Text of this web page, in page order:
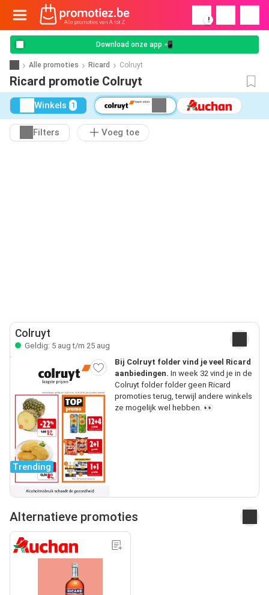
!
Download onze app 📲
Alle promoties Ricard Colruyt
Ricard promotie Colruyt
Winkels 1
Filters Voeg toe
Colruyt
Geldig: 5 aug t/m 25 aug
Trending
Bij Colruyt folder vind je veel Ricard
aanbiedingen. In week 32 vind je in de
Colruyt folder folder geen Ricard
promoties terug, terwijl andere winkels
ze mogelijk wel hebben. 👀
Alternatieve promoties